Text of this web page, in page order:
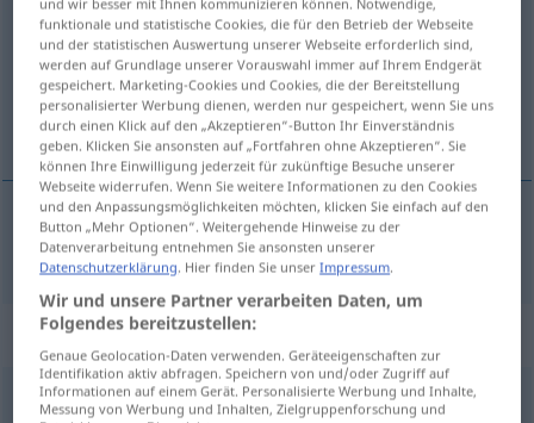
Übersicht aller Übersetzungen
(Für mehr Details die Übersetzung anklicken/antippen)
pyt, pøl
pyt,pøl Pfuhl
Synonyme für "Pfuhl"
Tümpel,Sumpf
funktionale und statistische Cookies, die für den Betrieb der Webseite
und der statistischen Auswertung unserer Webseite erforderlich sind,
werden auf Grundlage unserer Vorauswahl immer auf Ihrem Endgerät
gespeichert. Marketing-Cookies und Cookies, die der Bereitstellung
personalisierter Werbung dienen, werden nur gespeichert, wenn Sie uns
durch einen Klick auf den „Akzeptieren“-Button Ihr Einverständnis
geben. Klicken Sie ansonsten auf „Fortfahren ohne Akzeptieren“. Sie
können Ihre Einwilligung jederzeit für zukünftige Besuche unserer
Webseite widerrufen. Wenn Sie weitere Informationen zu den Cookies
und den Anpassungsmöglichkeiten möchten, klicken Sie einfach auf den
Button „Mehr Optionen“. Weitergehende Hinweise zu der
Datenverarbeitung entnehmen Sie ansonsten unserer
Datenschutzerklärung . Hier finden Sie unserImpressum
Wir und unsere Partner verarbeiten Daten, um
Folgendes bereitzustellen:
Genaue Geolocation-Daten verwenden. Geräteeigenschaften zur
Identifikation aktiv abfragen. Speichern von und/oder Zugriff auf
Informationen auf einem Gerät. Personalisierte Werbung und Inhalte,
Messung von Werbung und Inhalten, Zielgruppenforschung und